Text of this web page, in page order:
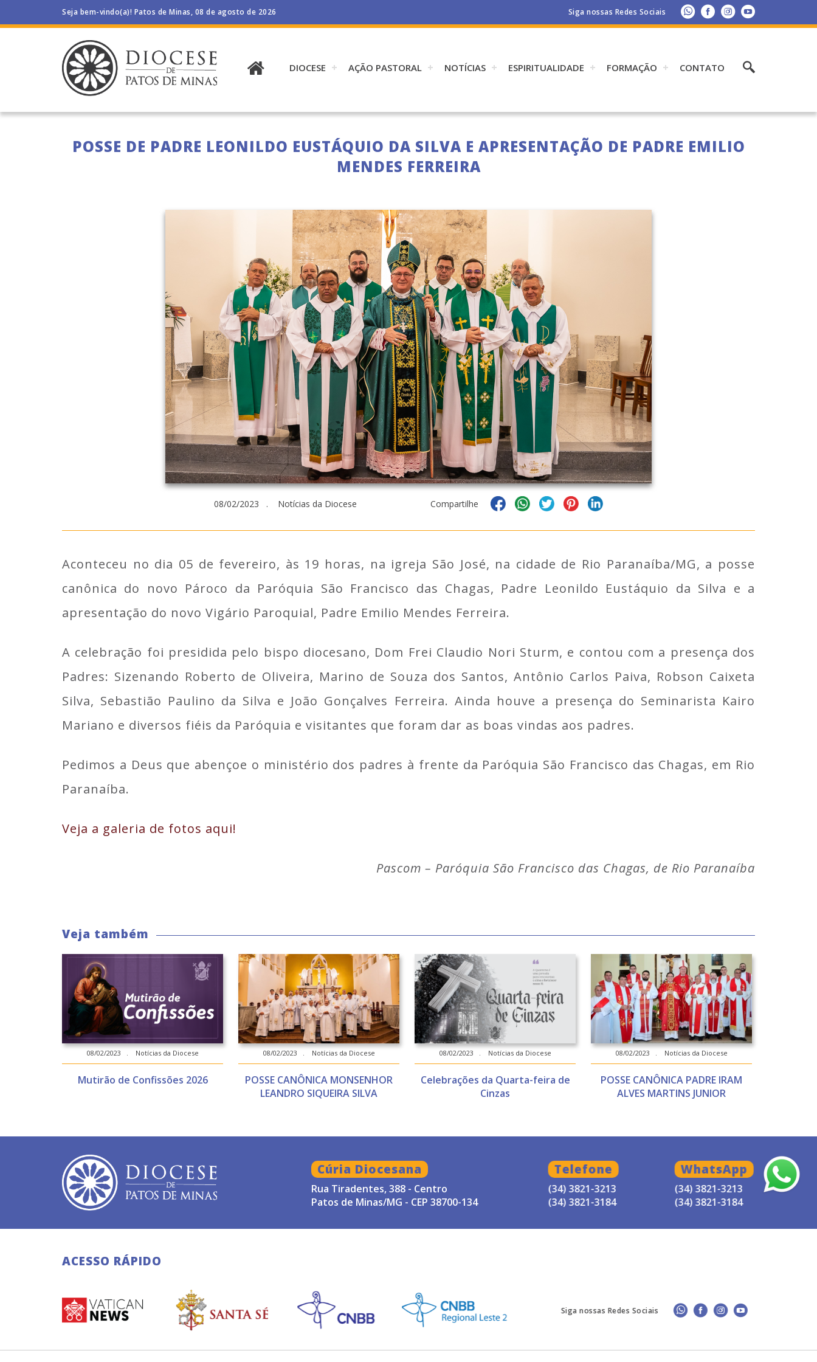
Seja bem-vindo(a)! Patos de Minas, 08 de agosto de 2026 Siga nossas Redes Sociais
DIOCESE AÇÃO PASTORAL NOTÍCIAS ESPIRITUALIDADE FORMAÇÃO CONTATO
POSSE DE PADRE LEONILDO EUSTÁQUIO DA SILVA E APRESENTAÇÃO DE PADRE EMILIO
MENDES FERREIRA
08/02/2023 . Notícias da Diocese Compartilhe
Aconteceu no dia 05 de fevereiro, às 19 horas, na igreja São José, na cidade de Rio Paranaíba/MG, a posse
canônica do novo Pároco da Paróquia São Francisco das Chagas, Padre Leonildo Eustáquio da Silva e a
apresentação do novo Vigário Paroquial, Padre Emilio Mendes Ferreira.
A celebração foi presidida pelo bispo diocesano, Dom Frei Claudio Nori Sturm, e contou com a presença dos
Padres: Sizenando Roberto de Oliveira, Marino de Souza dos Santos, Antônio Carlos Paiva, Robson Caixeta
Silva, Sebastião Paulino da Silva e João Gonçalves Ferreira. Ainda houve a presença do Seminarista Kairo
Mariano e diversos fiéis da Paróquia e visitantes que foram dar as boas vindas aos padres.
Pedimos a Deus que abençoe o ministério dos padres à frente da Paróquia São Francisco das Chagas, em Rio
Paranaíba.
Veja a galeria de fotos aqui!
Pascom – Paróquia São Francisco das Chagas, de Rio Paranaíba
Veja também
08/02/2023 . Notícias da Diocese
Mutirão de Confissões 2026
08/02/2023 . Notícias da Diocese
POSSE CANÔNICA MONSENHOR
LEANDRO SIQUEIRA SILVA
08/02/2023 . Notícias da Diocese
Celebrações da Quarta-feira de
Cinzas
08/02/2023 . Notícias da Diocese
POSSE CANÔNICA PADRE IRAM
ALVES MARTINS JUNIOR
Cúria Diocesana
Rua Tiradentes, 388 - Centro
Patos de Minas/MG - CEP 38700-134
Telefone
(34) 3821-3213
(34) 3821-3184
WhatsApp
(34) 3821-3213
(34) 3821-3184
ACESSO RÁPIDO
Siga nossas Redes Sociais